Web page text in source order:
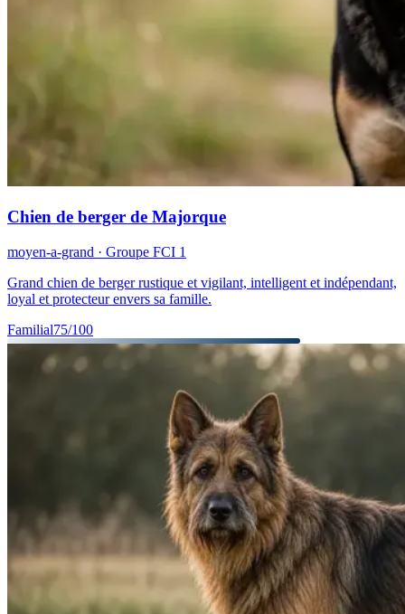
Chien de berger de Majorque
moyen-a-grand · Groupe FCI 1
Grand chien de berger rustique et vigilant, intelligent et indépendant,
loyal et protecteur envers sa famille.
Familial75/100